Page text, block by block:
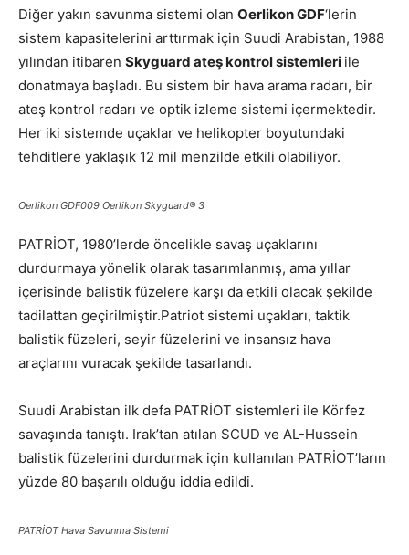
Diğer yakın savunma sistemi olan Oerlikon GDF‘lerin
sistem kapasitelerini arttırmak için Suudi Arabistan, 1988
yılından itibaren Skyguard ateş kontrol sistemleri ile
donatmaya başladı. Bu sistem bir hava arama radarı, bir
ateş kontrol radarı ve optik izleme sistemi içermektedir.
Her iki sistemde uçaklar ve helikopter boyutundaki
tehditlere yaklaşık 12 mil menzilde etkili olabiliyor.
Oerlikon GDF009 Oerlikon Skyguard® 3
PATRİOT, 1980’lerde öncelikle savaş uçaklarını
durdurmaya yönelik olarak tasarımlanmış, ama yıllar
içerisinde balistik füzelere karşı da etkili olacak şekilde
tadilattan geçirilmiştir.Patriot sistemi uçakları, taktik
balistik füzeleri, seyir füzelerini ve insansız hava
araçlarını vuracak şekilde tasarlandı.
Suudi Arabistan ilk defa PATRİOT sistemleri ile Körfez
savaşında tanıştı. Irak’tan atılan SCUD ve AL-Hussein
balistik füzelerini durdurmak için kullanılan PATRİOT’ların
yüzde 80 başarılı olduğu iddia edildi.
PATRİOT Hava Savunma Sistemi